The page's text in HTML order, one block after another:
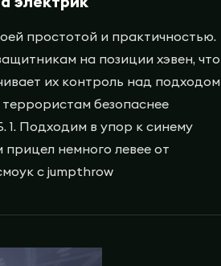
простотой и практичностью.
на позиции хэвен, что
их контроль над подходом
террористам безопаснее
1. Подходим в упор к синему
немного левее от
с jumpthrow